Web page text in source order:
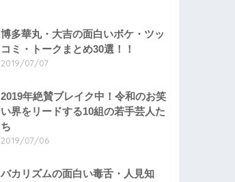
博多華丸・大吉の面白いボケ・ツッ
コミ・トークまとめ30選！！
2019/07/07
2019年絶賛ブレイク中！令和のお笑
い界をリードする10組の若手芸人た
ち
2019/07/06
バカリズムの面白い毒舌・人見知